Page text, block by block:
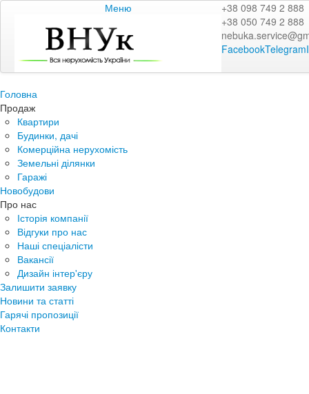
Меню
+38 098 749 2 888
+38 050 749 2 888
FacebookTelegram
Головна
Продаж
Квартири
Будинки, дачі
Комерційна нерухомість
Земельні ділянки
Гаражі
Новобудови
Про нас
Історія компанії
Відгуки про нас
Наші спеціалісти
Вакансії
Дизайн інтер'єру
Залишити заявку
Новини та статті
Гарячі пропозиції
Контакти